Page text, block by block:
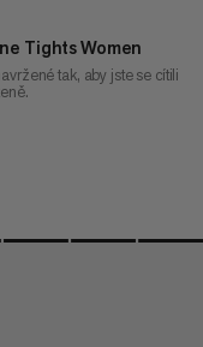
Tights Women
tak, aby jste se cítili